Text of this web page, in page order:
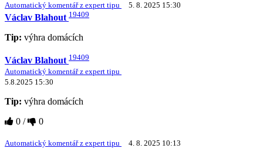
Automatický komentář z expert tipu 5. 8. 2025 15:30
Václav Blahout 19409
Tip: výhra domácích
Václav Blahout 19409
Automatický komentář z expert tipu
5.8.2025 15:30
Tip: výhra domácích
0 / 0
Automatický komentář z expert tipu
4. 8. 2025 10:13